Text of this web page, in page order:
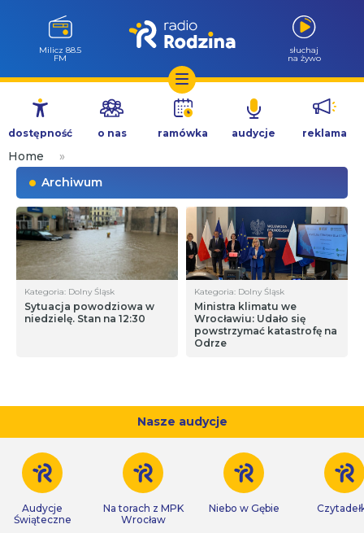
Przejdź
treści
Milicz 88.5
FM
słuchaj
na żywo
dostępność o nas ramówka audycje reklama
Home
»
Archiwum
Kategoria: Dolny Śląsk
Sytuacja powodziowa w
niedzielę. Stan na 12:30
Kategoria: Dolny Śląsk
Ministra klimatu we
Wrocławiu: Udało się
powstrzymać katastrofę na
Odrze
Nasze audycje
Audycje
Świąteczne
Na torach z MPK
Wrocław
Niebo w Gębie